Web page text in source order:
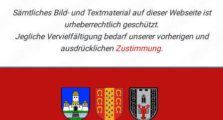
Sämtliches Bild- und Textmaterial auf dieser Webseite ist
urheberrechtlich geschützt.
Jegliche Vervielfältigung bedarf unserer vorherigen und
ausdrücklichenZustimmung.